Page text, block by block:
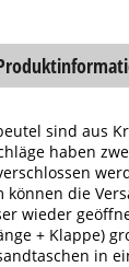
sind aus
haben
die
wieder
+ Klappe)
in